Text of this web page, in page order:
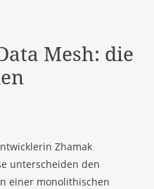
Mesh: die
Zhamak
unterscheiden den
einer monolithischen